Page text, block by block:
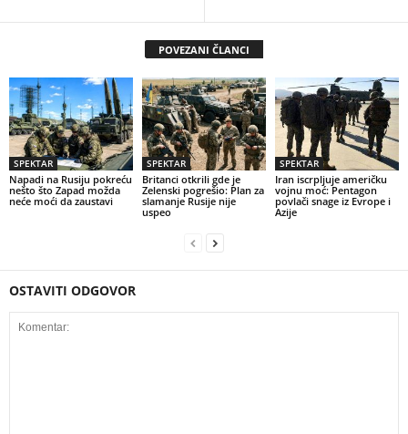
POVEZANI ČLANCI
SPEKTAR
Napadi na Rusiju pokreću
nešto što Zapad možda
neće moći da zaustavi
SPEKTAR
Britanci otkrili gde je
Zelenski pogrešio: Plan za
slamanje Rusije nije
uspeo
SPEKTAR
Iran iscrpljuje američku
vojnu moć: Pentagon
povlači snage iz Evrope i
Azije
OSTAVITI ODGOVOR